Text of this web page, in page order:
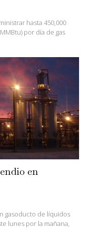
hasta 450,000
por día de gas
en
gasoducto de líquidos
lunes por la mañana,